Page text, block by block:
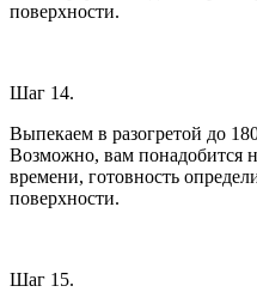
поверхности.
Шаг 14.
Выпекаем в разогретой до
Возможно, вам понадобится
времени, готовность
поверхности.
Шаг 15.